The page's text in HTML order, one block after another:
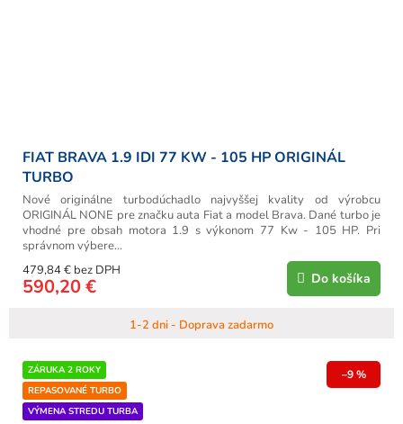
FIAT BRAVA 1.9 IDI 77 KW - 105 HP ORIGINÁL
TURBO
1-2 dni - Doprava zadarmo
479,84 € bez DPH
590,20 € Do košíka
Nové originálne turbodúchadlo najvyššej kvality od výrobcu
ORIGINÁL NONE pre značku auta Fiat a model Brava. Dané turbo je
vhodné pre obsah motora 1.9 s výkonom 77 Kw - 105 HP. Pri
správnom výbere...
ZÁRUKA 2 ROKY
REPASOVANÉ TURBO
VÝMENA STREDU TURBA
–9 %